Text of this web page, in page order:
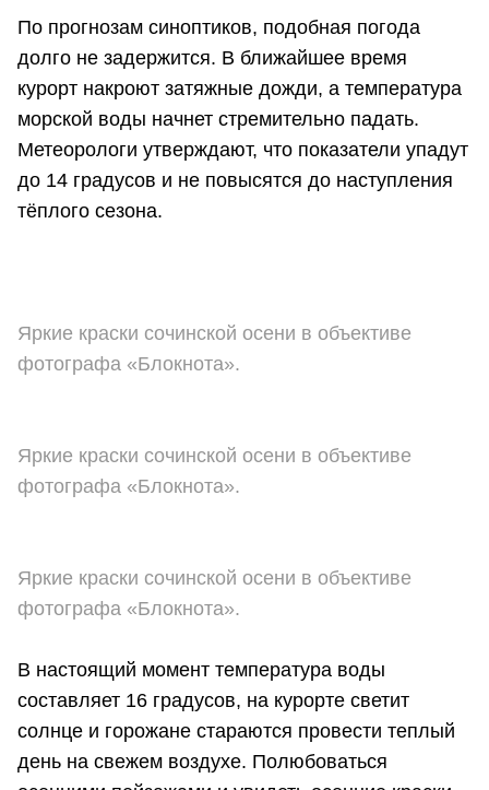
По прогнозам синоптиков, подобная погода
долго не задержится. В ближайшее время
курорт накроют затяжные дожди, а температура
морской воды начнет стремительно падать.
Метеорологи утверждают, что показатели упадут
до 14 градусов и не повысятся до наступления
тёплого сезона.
Яркие краски сочинской осени в объективе
фотографа «Блокнота».
Яркие краски сочинской осени в объективе
фотографа «Блокнота».
Яркие краски сочинской осени в объективе
фотографа «Блокнота».
В настоящий момент температура воды
составляет 16 градусов, на курорте светит
солнце и горожане стараются провести теплый
день на свежем воздухе. Полюбоваться